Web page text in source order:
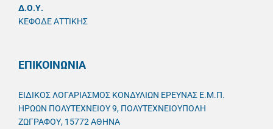
Δ.Ο.Υ.
ΚΕΦΟΔΕ ΑΤΤΙΚΗΣ
ΕΠΙΚΟΙΝΩΝΙΑ
ΕΙΔΙΚΟΣ ΛΟΓΑΡΙΑΣΜΟΣ ΚΟΝΔΥΛΙΩΝ ΕΡΕΥΝΑΣ Ε.Μ.Π.
ΗΡΩΩΝ ΠΟΛΥΤΕΧΝΕΙΟΥ 9, ΠΟΛΥΤΕΧΝΕΙΟΥΠΟΛΗ
ΖΩΓΡΑΦΟΥ, 15772 ΑΘΗΝΑ